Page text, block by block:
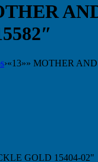
›«13»» MOTHER